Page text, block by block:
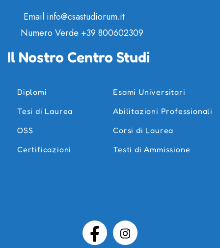
Email info@csastudiorum.it
Numero Verde +39 800602309
Il Nostro Centro Studi
Diplomi
Esami Universitari
Tesi di Laurea
Abilitazioni Professionali
OSS
Corsi di Laurea
Certificazioni
Testi di Ammissione